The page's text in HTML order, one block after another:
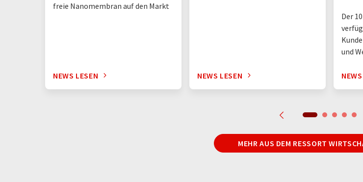
freie Nanomembran auf den Markt
NEWS LESEN NEWS LESEN
Der
und
MEHR AUS DEM RESSORT